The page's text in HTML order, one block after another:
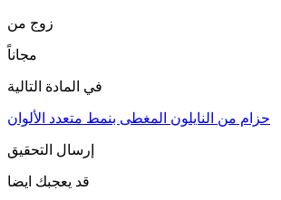
زوج من
مجاناً
في المادة التالية
حزام من النايلون المغطى بنمط متعدد الألوان
إرسال التحقيق
قد يعجبك ايضا